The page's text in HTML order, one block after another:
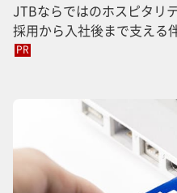
JTBならではのホスピタリ
採用から入社後まで支える
PR